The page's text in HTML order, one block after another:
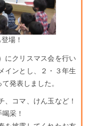
場！
にクリスマス会を行い
インとし、２・３年生
発表しました。
、コマ、けん玉など！
采！